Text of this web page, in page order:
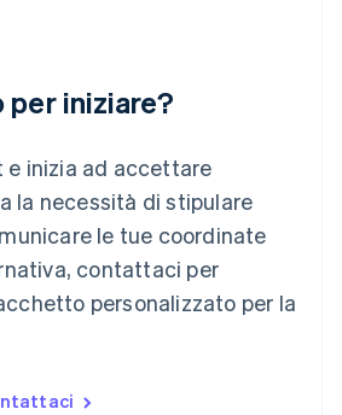
iniziare?
e inizia ad accettare
la necessità di stipulare
le tue coordinate
contattaci per
personalizzato per la